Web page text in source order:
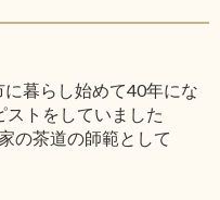
暮らし始めて40年にな
トをしていました
の茶道の師範として